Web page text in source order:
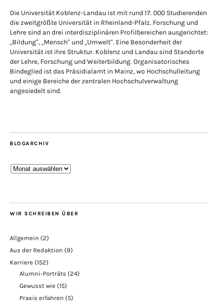
Die Universität Koblenz-Landau ist mit rund 17. 000 Studierenden
die zweitgrößte Universität in Rheinland-Pfalz. Forschung und
Lehre sind an drei interdisziplinären Profilbereichen ausgerichtet:
„Bildung“, „Mensch“ und „Umwelt“. Eine Besonderheit der
Universität ist ihre Struktur. Koblenz und Landau sind Standorte
der Lehre, Forschung und Weiterbildung. Organisatorisches
Bindeglied ist das Präsidialamt in Mainz, wo Hochschulleitung
und einige Bereiche der zentralen Hochschulverwaltung
angesiedelt sind.
BLOGARCHIV
Blogarchiv
WIR SCHREIBEN ÜBER
Allgemein (2)
Aus der Redaktion (9)
Karriere (152)
Alumni-Porträts (24)
Gewusst wie (15)
Praxis erfahren (5)